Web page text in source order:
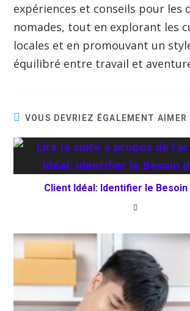
expériences et conseils pour les
nomades, tout en explorant les
locales et en promouvant un
équilibré entre travail et
VOUS DEVRIEZ ÉGALEMENT AIMER
Client Idéal: Identifier le Besoin